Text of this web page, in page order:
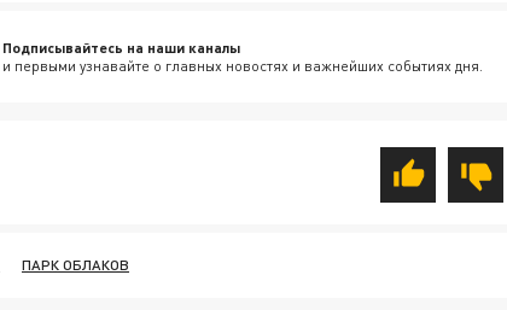
Подписывайтесь на наши каналы
и первыми узнавайте о главных новостях и важнейших событиях дня.
ПАРК ОБЛАКОВ